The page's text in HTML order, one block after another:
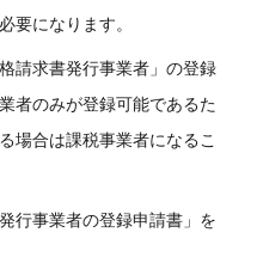
要になります。
請求書発行事業者」の登録
者のみが登録可能であるた
場合は課税事業者になるこ
行事業者の登録申請書」を